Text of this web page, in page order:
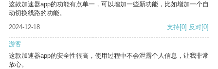
这款加速器app的功能有点单一，可以增加一些新功能，比如增加一个自
动切换线路的功能。
2024-12-18
支持[0] 反对[0]
游客
这款加速器app的安全性很高，使用过程中不会泄露个人信息，让我非常
放心。